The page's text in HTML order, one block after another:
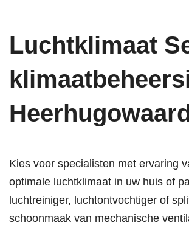
Luchtklimaat
Kies voor specialisten met ervaring
optimale luchtklimaat in uw huis of
luchtreiniger, luchtontvochtiger of
schoonmaak van mechanische